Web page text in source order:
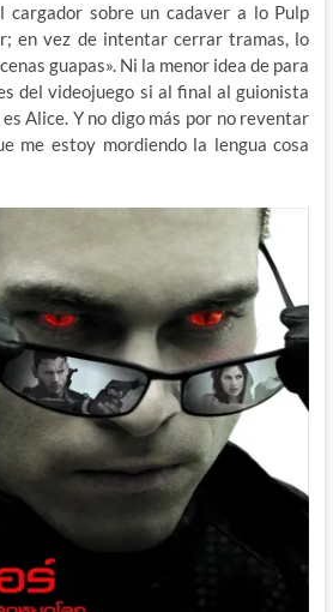
cargador sobre un cadaver a lo Pulp
en vez de intentar cerrar tramas, lo
guapas». Ni la menor idea de para
del videojuego si al final al guionista
Alice. Y no digo más por no reventar
me estoy mordiendo la lengua cosa